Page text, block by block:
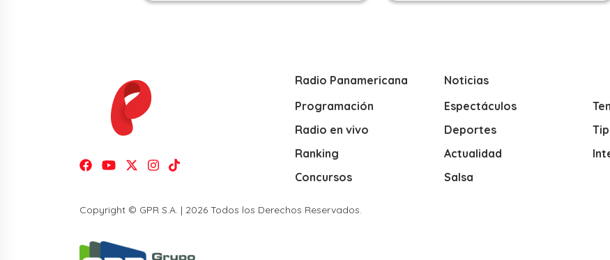
Radio Panamericana
Programación
Radio en vivo
Ranking
Concursos
Noticias
Espectáculos
Deportes
Actualidad
Salsa
Copyright © GPR S.A. | 2026 Todos los Derechos Reservados.